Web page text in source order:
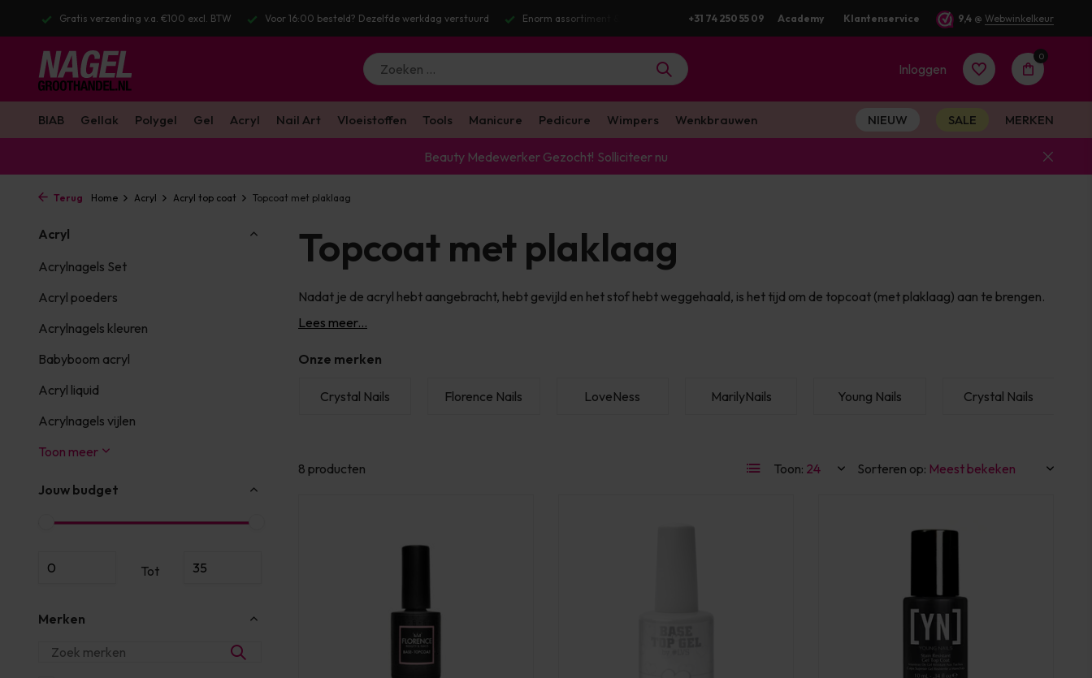
Gratis verzending v.a. €100 excl. BTW Voor 16:00 besteld? Dezelfde werkdag verstuurd Enorm assortiment & alle bekende merken Gratis verzending v.a. €100 excl. BTW Voor 16:00 besteld?
+31 74 250 55 09 Academy Klantenservice 9,4 @ Webwinkelkeur
Inloggen
aanmaken
0
BIAB Gellak Polygel Gel Acryl Nail Art Vloeistoffen Tools Manicure Pedicure Wimpers Wenkbrauwen NIEUW SALE MERKEN
Beauty Medewerker Gezocht! Solliciteer nu
Terug Home Acryl Acryl top coat Topcoat met plaklaag
Acryl
Acrylnagels Set
Acryl poeders
Acrylnagels kleuren
Babyboom acryl
Acryl liquid
Acrylnagels vijlen
Toon meer
Jouw budget
Tot
Merken
Topcoat met plaklaag
Nadat je de acryl hebt aangebracht, hebt gevijld en het stof hebt weggehaald, is het tijd om de topcoat (met plaklaag) aan te brengen.
Lees meer...
Onze merken
MarilyNails Crystal Nails Florence Nails LoveNess MarilyNails Young Nails Crystal Nails
8 producten Toon: Sorteren op: